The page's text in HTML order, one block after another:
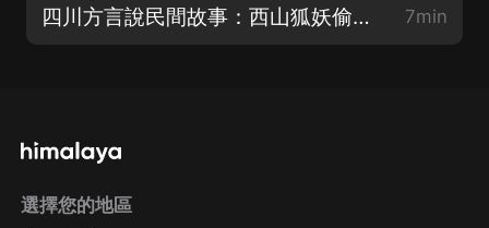
四川方言說民間故事：西山狐妖偷女，桃木釘除妖 7min
選擇您的地區